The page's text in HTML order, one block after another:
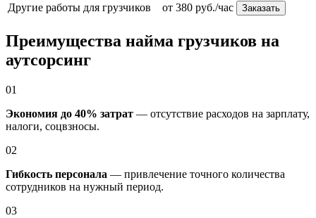
Другие работы для грузчиков от 380 руб./час Заказать
Преимущества найма грузчиков на
аутсорсинг
01
Экономия до 40% затрат — отсутствие расходов на зарплату,
налоги, соцвзносы.
02
Гибкость персонала — привлечение точного количества
сотрудников на нужный период.
03